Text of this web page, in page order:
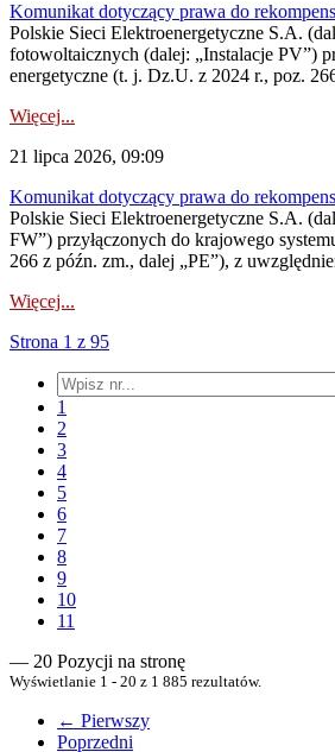
Komunikat dotyczący prawa do
Polskie Sieci Elektroenergetyczne S.A.
fotowoltaicznych (dalej: „Instalacje PV”)
energetyczne (t. j. Dz.U. z 2024 r., poz.
Więcej...
21 lipca 2026, 09:09
Komunikat dotyczący prawa do
Polskie Sieci Elektroenergetyczne S.A.
FW”) przyłączonych do krajowego
266 z późn. zm., dalej „PE”), z
Więcej...
Strona 1 z 95
1
2
3
4
5
6
7
8
9
10
11
— 20 Pozycji na stronę
Wyświetlanie 1 - 20 z 1 885 rezultatów.
← Pierwszy
Poprzedni